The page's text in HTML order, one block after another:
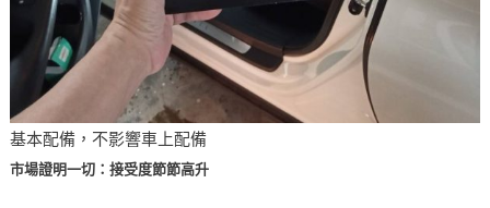
基本配備，不影響車上配備
市場證明一切：接受度節節高升